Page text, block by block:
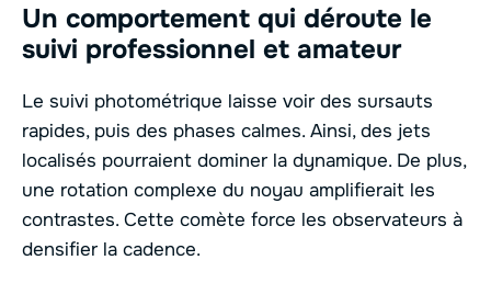
Un comportement qui déroute le
suivi professionnel et amateur
Le suivi photométrique laisse voir des sursauts
rapides, puis des phases calmes. Ainsi, des jets
localisés pourraient dominer la dynamique. De plus,
une rotation complexe du noyau amplifierait les
contrastes. Cette comète force les observateurs à
densifier la cadence.